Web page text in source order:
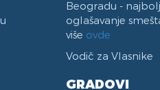
Beogradu -
oglašavanje
više ovde
Vodič za Vlasnike
GRADOVI